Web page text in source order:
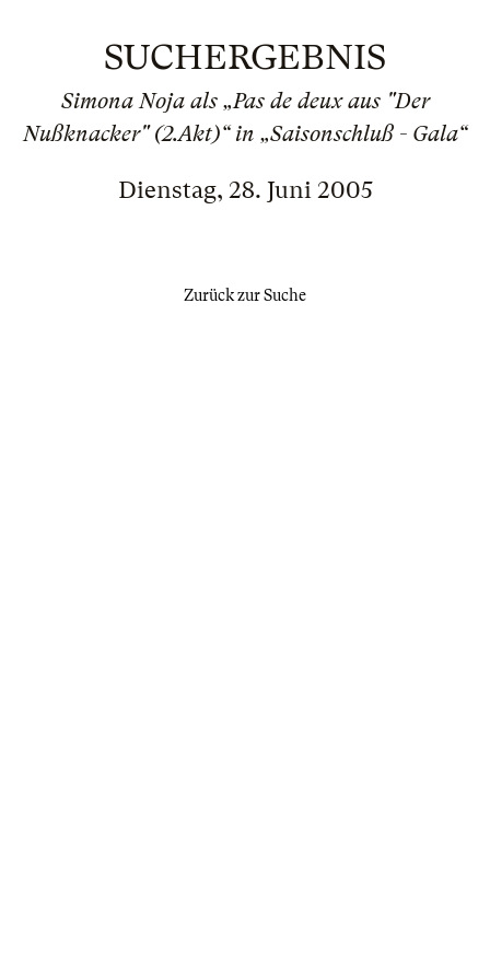
SUCHERGEBNIS
Simona Noja als „Pas de deux aus "Der
Nußknacker" (2.Akt)“ in „Saisonschluß - Gala“
Dienstag, 28. Juni 2005
Zurück zur Suche